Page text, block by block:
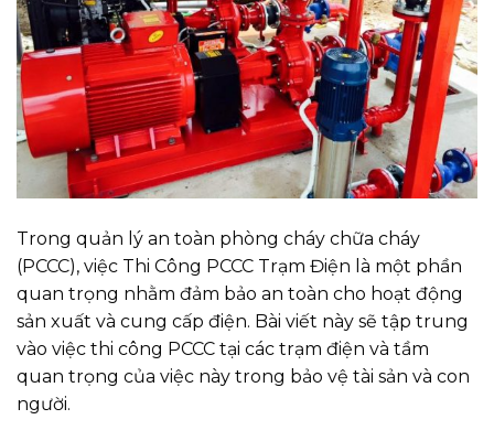
Trong quản lý an toàn phòng cháy chữa cháy
(PCCC), việc Thi Công PCCC Trạm Điện là một phần
quan trọng nhằm đảm bảo an toàn cho hoạt động
sản xuất và cung cấp điện. Bài viết này sẽ tập trung
vào việc thi công PCCC tại các trạm điện và tầm
quan trọng của việc này trong bảo vệ tài sản và con
người.